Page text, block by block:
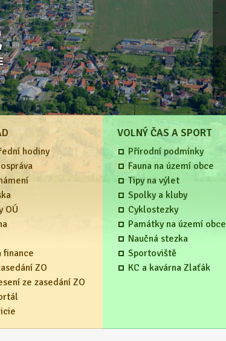
hodiny
OÚ
finance
ZO
ze zasedání ZO
VOLNÝ ČAS A SPORT
Přírodní podmínky
Fauna na území obce
Tipy na výlet
Spolky a kluby
Cyklostezky
Památky na území obce
Naučná stezka
Sportoviště
KC a kavárna Zlaťák